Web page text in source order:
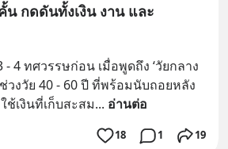
น กดดันทั้งเงิน งาน และ
4 ทศวรรษก่อน เมื่อพูดถึง ‘วัยกลาง
วงวัย 40 - 60 ปี ที่พร้อมนับถอยหลัง
ช้เงินที่เก็บสะสม... อ่านต่อ
18 1 19